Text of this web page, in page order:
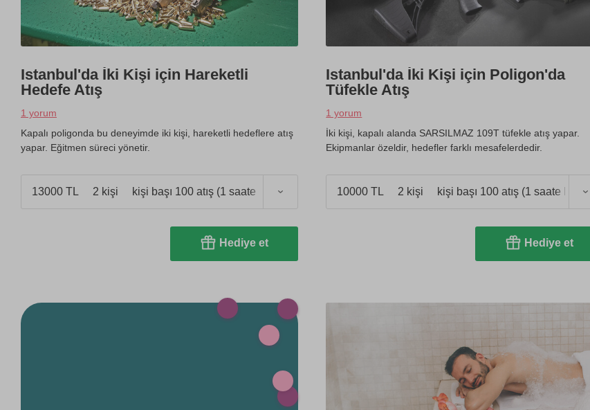
Istanbul'da İki Kişi için Hareketli
Hedefe Atış
1 yorum
Kapalı poligonda bu deneyimde iki kişi, hareketli hedeflere atış
yapar. Eğitmen süreci yönetir.
13000 TL 2 kişi kişi başı 100 atış (1 saate kadar)
Hediye et
Istanbul'da İki Kişi için Poligon'da
Tüfekle Atış
1 yorum
İki kişi, kapalı alanda SARSILMAZ 109T tüfekle atış yapar.
Ekipmanlar özeldir, hedefler farklı mesafelerdedir.
10000 TL 2 kişi kişi başı 100 atış (1 saate kadar)
Hediye et